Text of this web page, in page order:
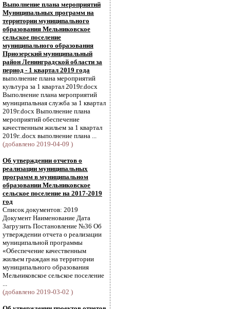
Выполнение плана мероприятий
Муниципальных программ на
территории муниципального
образования Мельниковское
сельское поселение
муниципального образования
Приозерский муниципальный
район Ленинградской области за
период - 1 квартал 2019 года
выполнение плана мероприятий
культура за 1 квартал 2019г.docx
Выполнение плана мероприятий
муниципальная служба за 1 квартал
2019г.docx Выполнение плана
мероприятий обеспечение
качественным жильем за 1 квартал
2019г..docx выполнение плана ...
(добавлено 2019-04-09 )
Об утверждении отчетов о
реализации муниципальных
программ в муниципальном
образовании Мельниковское
сельское поселение на 2017-2019
год
Список документов: 2019
Документ Наименование Дата
Загрузить Постановление №36 Об
утверждении отчета о реализации
муниципальной программы
«Обеспечение качественным
жильем граждан на территории
муниципального образования
Мельниковское сельское поселение
...
(добавлено 2019-03-02 )